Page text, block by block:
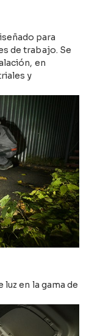
para
de trabajo. Se
en
y
en la gama de